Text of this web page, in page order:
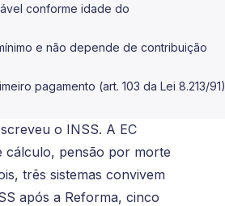
conforme idade do
e não depende de contribuição
pagamento (art. 103 da Lei 8.213/91)
o INSS. A EC
cálculo, pensão por morte
três sistemas convivem
após a Reforma, cinco